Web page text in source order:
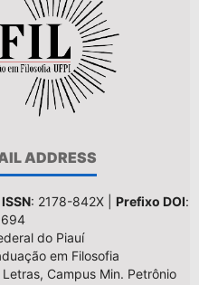
ADDRESS
ISSN: 2178-842X | Prefixo DOI:
do Piauí
em Filosofia
Campus Min. Petrônio